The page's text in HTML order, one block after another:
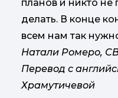
планов и никто не
делать. В конце
всем нам так
Натали Ромеро,
Перевод с
Храмутичевой